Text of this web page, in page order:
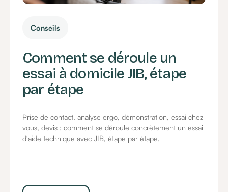
Conseils
Comment se déroule un
essai à domicile JIB, étape
par étape
Prise de contact, analyse ergo, démonstration, essai chez
vous, devis : comment se déroule concrètement un essai
d'aide technique avec JIB, étape par étape.